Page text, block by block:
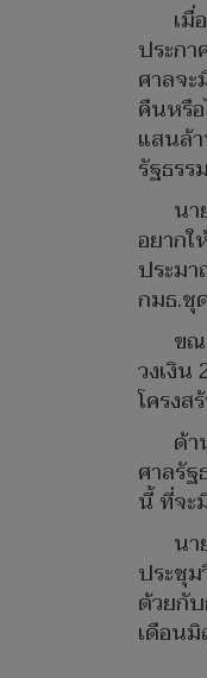
เมื่
ประก
ศาลจ
คืนหรื
แสนล้
รัฐธร
นา
อยาก
ประม
กมธ.ชุ
ขณ
วงเงิน
โครง
ด้า
ศาลรั
นี้ ที่จะ
น
ประชุ
ด้วยกั
เดือน